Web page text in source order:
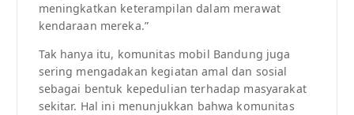
meningkatkan keterampilan dalam merawat
kendaraan mereka.”
Tak hanya itu, komunitas mobil Bandung juga
sering mengadakan kegiatan amal dan sosial
sebagai bentuk kepedulian terhadap masyarakat
sekitar. Hal ini menunjukkan bahwa komunitas